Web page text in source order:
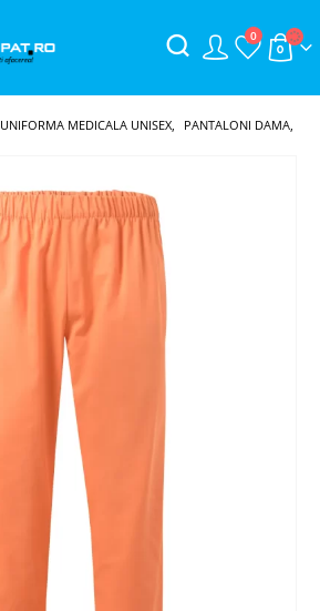
0
UNIFORMA MEDICALA UNISEX, PANTALONI DAMA,